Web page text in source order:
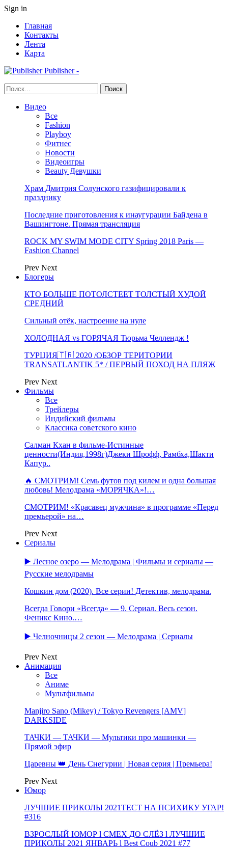
Sign in
Главная
Контакты
Лента
Карта
Publisher -
Видео
Все
Fashion
Playboy
Фитнес
Новости
Видеоигры
Beauty Девушки
Храм Дмитрия Солунского газифицировали к
празднику
Последние приготовления к инаугурации Байдена в
Вашингтоне. Прямая трансляция
ROCK MY SWIM MODE CITY Spring 2018 Paris —
Fashion Channel
Prev Next
Блогеры
КТО БОЛЬШЕ ПОТОЛСТЕЕТ ТОЛСТЫЙ ХУДОЙ
СРЕДНИЙ
Сильный отёк, настроение на нуле
ХОЛОДНАЯ vs ГОРЯЧАЯ Тюрьма Челлендж !
ТУРЦИЯ🇹🇷 2020 /ОБЗОР ТЕРИТОРИИ
TRANSATLANTIK 5* / ПЕРВЫЙ ПОХОД НА ПЛЯЖ
Prev Next
Фильмы
Все
Трейлеры
Индийский фильмы
Классика советского кино
Салман Кхан в фильме-Истинные
ценности(Индия,1998г)Джеки Шрофф, Рамбха,Шакти
Капур..
🔥 СМОТРИМ! Семь футов под килем и одна большая
любовь! Мелодрама «МОРЯЧКА»!…
СМОТРИМ! «Красавец мужчина» в программе «Перед
премьерой» на…
Prev Next
Сериалы
▶️ Лесное озеро — Мелодрама | Фильмы и сериалы —
Русские мелодрамы
Кошкин дом (2020). Все серии! Детектив, мелодрама.
Всегда Говори «Всегда» — 9. Сериал. Весь сезон.
Феникс Кино.…
▶️ Челночницы 2 сезон — Мелодрама | Сериалы
Prev Next
Анимация
Все
Аниме
Мультфильмы
Manjiro Sano (Mikey) / Tokyo Revengers [AMV]
DARKSIDE
ТАЧКИ — ТАЧКИ — Мультики про машинки —
Прямой эфир
Царевны 👑 День Снегурии | Новая серия | Премьера!
Prev Next
Юмор
ЛУЧШИЕ ПРИКОЛЫ 2021ТЕСТ НА ПСИХИКУ УГАР!
#316
ВЗРОСЛЫЙ ЮМОР l СМЕХ ДО СЛЁЗ l ЛУЧШИЕ
ПРИКОЛЫ 2021 ЯНВАРЬ l Best Coub 2021 #77